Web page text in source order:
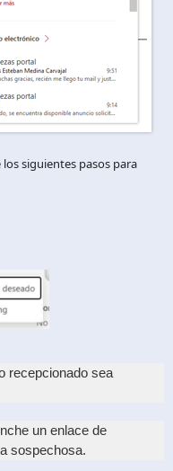
siguientes pasos para
recepcionado sea
un enlace de
sospechosa.